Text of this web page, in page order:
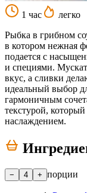
1 час
легко
Рыбка в грибном
в котором нежная
подается с
и специями.
вкус, а сливки
идеальный выбор
гармоничным
текстурой,
наслаждением.
− 4 + порции